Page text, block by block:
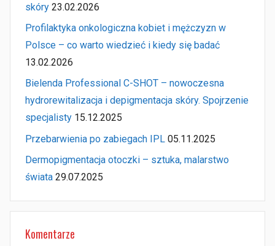
skóry 23.02.2026
Profilaktyka onkologiczna kobiet i mężczyzn w
Polsce – co warto wiedzieć i kiedy się badać
13.02.2026
Bielenda Professional C-SHOT – nowoczesna
hydrorewitalizacja i depigmentacja skóry. Spojrzenie
specjalisty 15.12.2025
Przebarwienia po zabiegach IPL 05.11.2025
Dermopigmentacja otoczki – sztuka, malarstwo
świata 29.07.2025
Komentarze